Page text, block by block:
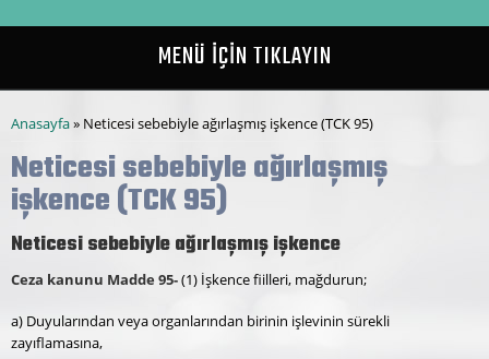
MENÜ İÇİN TIKLAYIN
Buradasınız
Anasayfa» Neticesi sebebiyle ağırlaşmış işkence (TCK 95)
Neticesi sebebiyle ağırlaşmış
işkence (TCK 95)
Neticesi sebebiyle ağırlaşmış işkence
Ceza kanunu Madde 95-(1) İşkence fiilleri, mağdurun;
a) Duyularından veya organlarından birinin işlevinin sürekli
zayıflamasına,